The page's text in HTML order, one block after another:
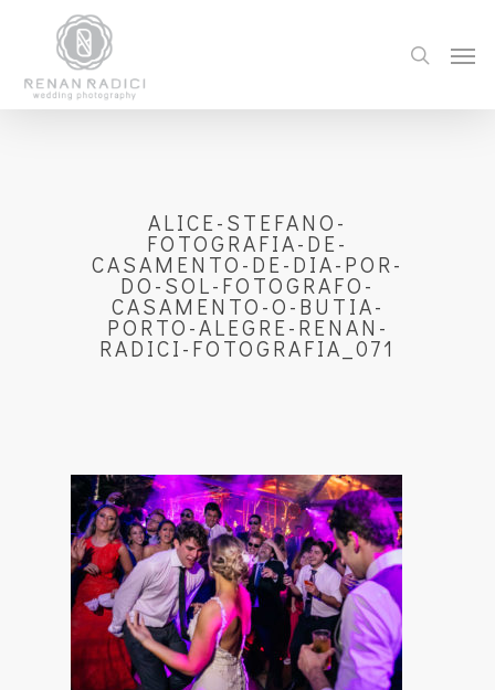
ALICE-STEFANO-
FOTOGRAFIA-DE-
CASAMENTO-DE-DIA-POR-
DO-SOL-FOTOGRAFO-
CASAMENTO-O-BUTIA-
PORTO-ALEGRE-RENAN-
RADICI-FOTOGRAFIA_071